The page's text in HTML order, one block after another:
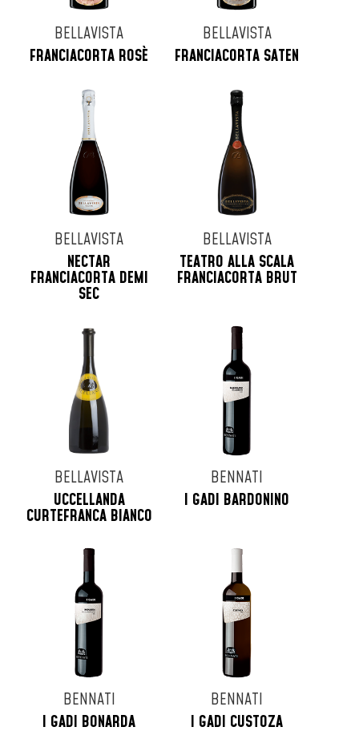
BELLAVISTA
FRANCIACORTA ROSÈ
BELLAVISTA
FRANCIACORTA SATEN
BELLAVISTA
NECTAR
FRANCIACORTA DEMI
SEC
BELLAVISTA
TEATRO ALLA SCALA
FRANCIACORTA BRUT
BELLAVISTA
UCCELLANDA
CURTEFRANCA BIANCO
BENNATI
I GADI BARDONINO
BENNATI
I GADI BONARDA
BENNATI
I GADI CUSTOZA